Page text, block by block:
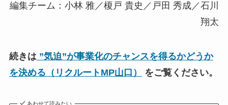
編集チーム：小林 雅／榎戸 貴史／戸田 秀成／石川
翔太
続きは ”気迫”が事業化のチャンスを得るかどうか
を決める（リクルートMP山口）
をご覧ください。
あわせて読みたい